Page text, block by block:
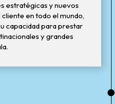
estratégicas y nuevos
en todo el mundo,
capacidad para prestar
y grandes
•